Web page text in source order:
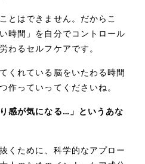
プライバシーポリシー
い合わせ
とはできません。だからこ
時間」を自分でコントロール
わるセルフケアです。
くれている脳をいたわる時間
作っていってくださいね。
感が気になる…」というあな
くために、科学的なアプロー